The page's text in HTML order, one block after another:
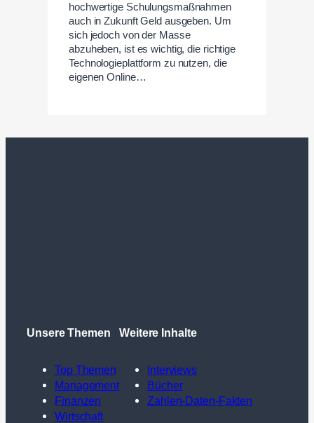
hochwertige Schulungsmaßnahmen
auch in Zukunft Geld ausgeben. Um
sich jedoch von der Masse
abzuheben, ist es wichtig, die richtige
Technologieplattform zu nutzen, die
eigenen Online…
Unsere Themen
Top Themen
Management
Finanzen
Wirtschaft
Weitere Inhalte
Interviews
Bücher
Zahlen-Daten-Fakten